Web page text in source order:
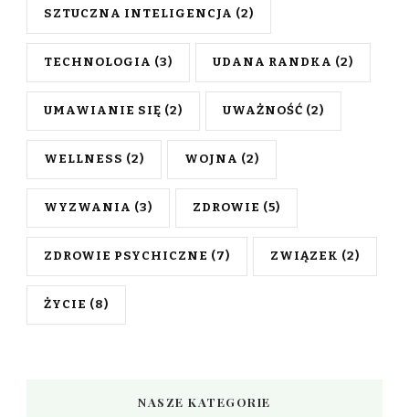
SZTUCZNA INTELIGENCJA (2)
TECHNOLOGIA (3) UDANA RANDKA (2)
UMAWIANIE SIĘ (2) UWAŻNOŚĆ (2)
WELLNESS (2) WOJNA (2)
WYZWANIA (3) ZDROWIE (5)
ZDROWIE PSYCHICZNE (7) ZWIĄZEK (2)
ŻYCIE (8)
NASZE KATEGORIE